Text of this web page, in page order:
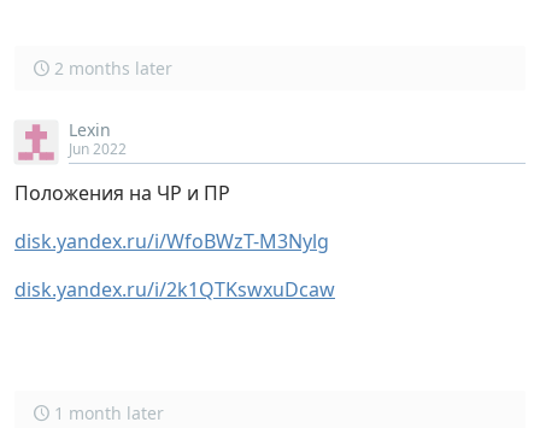
2 months later
Lexin
Jun 2022
Положения на ЧР и ПР
disk.yandex.ru/i/WfoBWzT-M3Nylg
disk.yandex.ru/i/2k1QTKswxuDcaw
1 month later